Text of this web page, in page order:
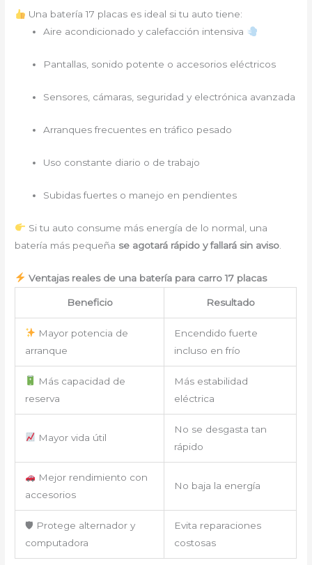
Una batería 17 placas es ideal si tu auto tiene:
Aire acondicionado y calefacción intensiva
Pantallas, sonido potente o accesorios eléctricos
Sensores, cámaras, seguridad y electrónica avanzada
Arranques frecuentes en tráfico pesado
Uso constante diario o de trabajo
Subidas fuertes o manejo en pendientes
Si tu auto consume más energía de lo normal, una
batería más pequeña se agotará rápido y fallará sin aviso
Ventajas reales de una batería para carro 17 placas
Beneficio Resultado
Mayor potencia de
arranque
Encendido fuerte
incluso en frío
Más capacidad de
reserva
Más estabilidad
eléctrica
Mayor vida útil
No se desgasta tan
rápido
Mejor rendimiento con
accesorios
No baja la energía
🛡 Protege alternador y
computadora
Evita reparaciones
costosas